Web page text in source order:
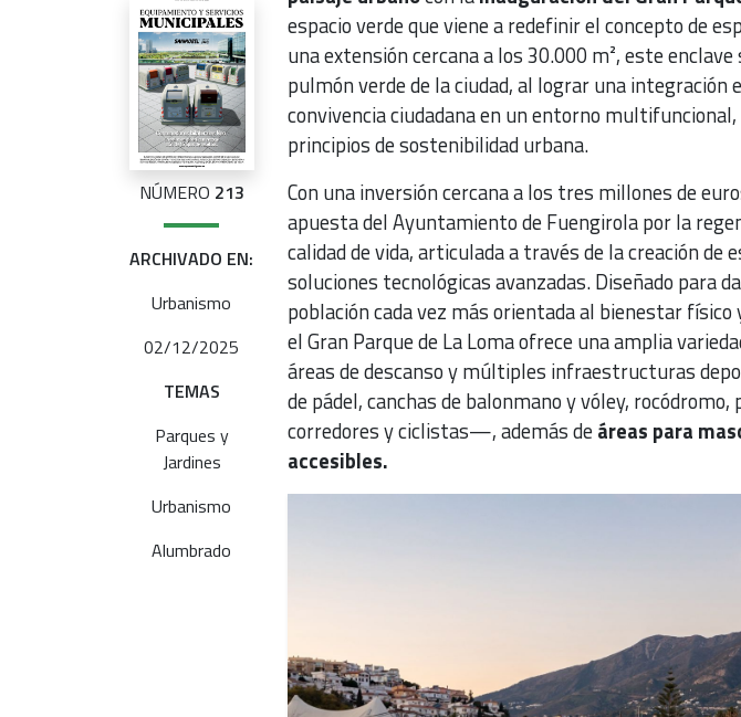
NÚMERO 213
ARCHIVADO EN:
Urbanismo
02/12/2025
TEMAS
Parques y
Jardines
Urbanismo
Alumbrado
espacio verde que viene a redefinir el concepto de
una extensión cercana a los 30.000 m², este
pulmón verde de la ciudad, al lograr una
convivencia ciudadana en un entorno
principios de sostenibilidad urbana.
Con una inversión cercana a los tres millones de
apuesta del Ayuntamiento de Fuengirola por la
calidad de vida, articulada a través de la creación de
soluciones tecnológicas avanzadas. Diseñado para
población cada vez más orientada al bienestar
el Gran Parque de La Loma ofrece una amplia
áreas de descanso y múltiples infraestructuras
de pádel, canchas de balonmano y vóley,
corredores y ciclistas—, además deáreas para
accesibles.